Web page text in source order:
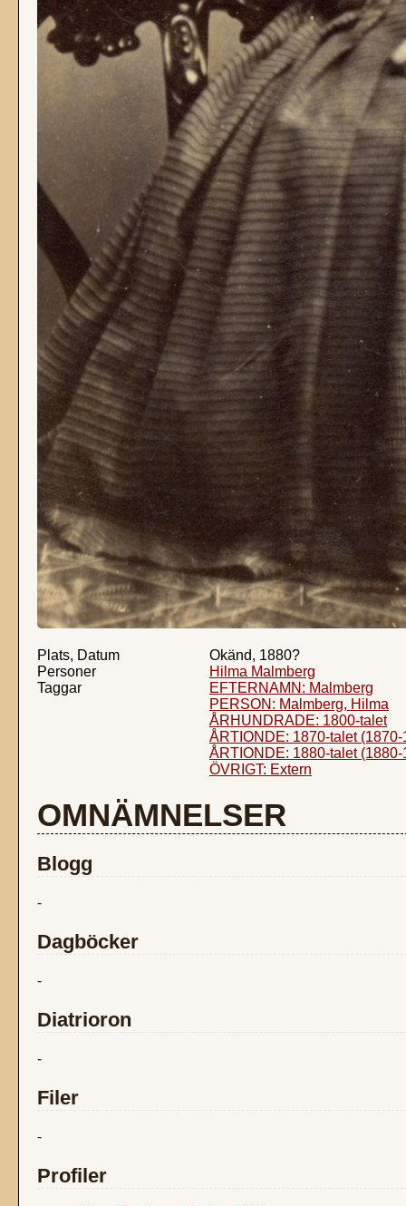
Plats, Datum
Okänd, 1880?
Personer
Hilma Malmberg
Taggar
EFTERNAMN: Malmberg
PERSON: Malmberg, Hilma
ÅRHUNDRADE: 1800-talet
ÅRTIONDE: 1870-talet (1870-
ÅRTIONDE: 1880-talet (1880-
ÖVRIGT: Extern
OMNÄMNELSER
Blogg
-
Dagböcker
-
Diatrioron
-
Filer
-
Profiler